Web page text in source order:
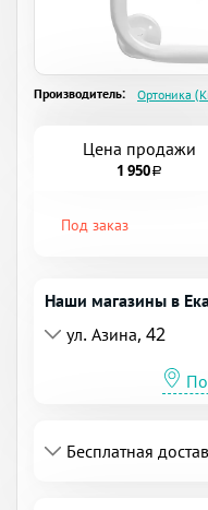
Производитель: Ортоника
Цена продажи
1 950a
Под заказ
Наши магазины в
ул. Азина, 42
Бесплатная